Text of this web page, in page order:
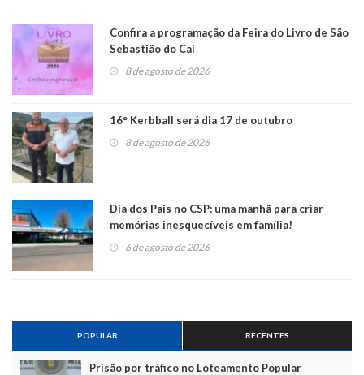
Confira a programação da Feira do Livro de São
Sebastião do Caí
8 de agosto de 2026
16° Kerbball será dia 17 de outubro
8 de agosto de 2026
Dia dos Pais no CSP: uma manhã para criar
memórias inesquecíveis em família!
6 de agosto de 2026
POPULAR RECENTES
Prisão por tráfico no Loteamento Popular